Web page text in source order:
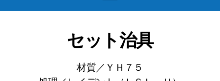
セット治具
材質／ＹＨ７５